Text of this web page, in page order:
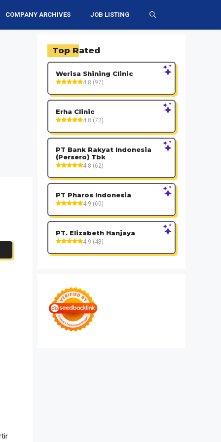
COMPANY ARCHIVES JOB LISTING
Top Rated
Werisa Shining Clinic
4.8 (97)
Erha Clinic
4.8 (72)
PT Bank Rakyat Indonesia
(Persero) Tbk
4.8 (62)
PT Pharos Indonesia
4.9 (60)
PT. Elizabeth Hanjaya
4.9 (48)